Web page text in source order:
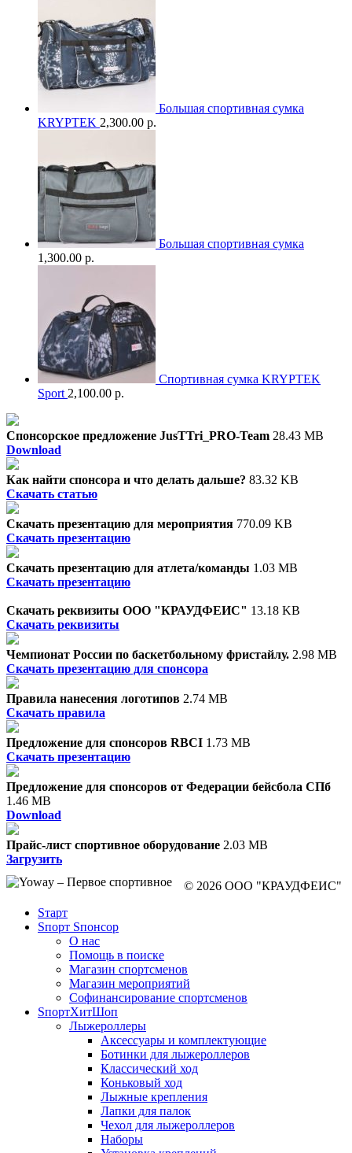
Большая спортивная сумка
KRYPTEK 2,300.00 р.
Большая спортивная сумка
1,300.00 р.
Спортивная сумка KRYPTEK
Sport 2,100.00 р.
Спонсорское предложение JusTTri_PRO-Team 28.43 MB
Download
Как найти спонсора и что делать дальше? 83.32 KB
Скачать статью
Скачать презентацию для мероприятия 770.09 KB
Скачать презентацию
Скачать презентацию для атлета/команды 1.03 MB
Скачать презентацию
Скачать реквизиты ООО "КРАУДФЕИС" 13.18 KB
Скачать реквизиты
Чемпионат России по баскетбольному фристайлу. 2.98 MB
Скачать презентацию для спонсора
Правила нанесения логотипов 2.74 MB
Скачать правила
Предложение для спонсоров RBCI 1.73 MB
Скачать презентацию
Предложение для спонсоров от Федерации бейсбола СПб
1.46 MB
Download
Прайс-лист спортивное оборудование 2.03 MB
Загрузить
© 2026 ООО "КРАУДФЕИС"
Sтарт
Sпорт Sпонсор
О нас
Помощь в поиске
Магазин спортсменов
Магазин мероприятий
Софинансирование спортсменов
SпортХитШоп
Лыжероллеры
Аксессуары и комплектующие
Ботинки для лыжероллеров
Классический ход
Коньковый ход
Лыжные крепления
Лапки для палок
Чехол для лыжероллеров
Наборы